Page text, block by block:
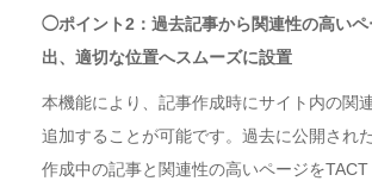
◯ポイント2：過去記事から関連性の高いペ
出、適切な位置へスムーズに設置
本機能により、記事作成時にサイト内の関
追加することが可能です。過去に公開され
作成中の記事と関連性の高いページを